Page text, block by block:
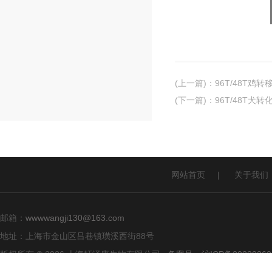
(上一篇) ： 96T/48T鸡转
(下一篇) ： 96T/48T犬转
网站首页 | 关于我们
邮箱： wwwwangji130@163.com
地址：上海市金山区吕巷镇璜溪西街88号